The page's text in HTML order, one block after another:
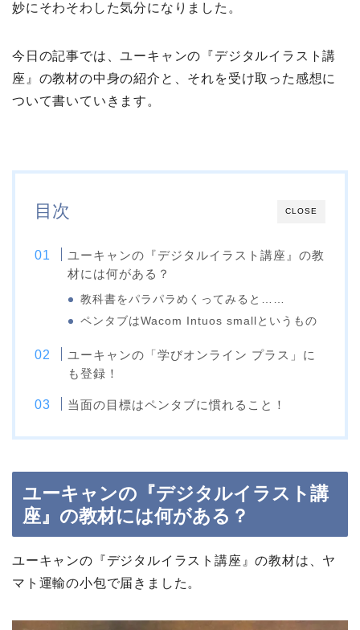
妙にそわそわした気分になりました。
今日の記事では、ユーキャンの『デジタルイラスト講
座』の教材の中身の紹介と、それを受け取った感想に
ついて書いていきます。
CLOSE
目次
ユーキャンの『デジタルイラスト講座』の教
材には何がある？
教科書をパラパラめくってみると……
ペンタブはWacom Intuos smallというもの
ユーキャンの「学びオンライン プラス」に
も登録！
当面の目標はペンタブに慣れること！
ユーキャンの『デジタルイラスト講
座』の教材には何がある？
ユーキャンの『デジタルイラスト講座』の教材は、ヤ
マト運輸の小包で届きました。